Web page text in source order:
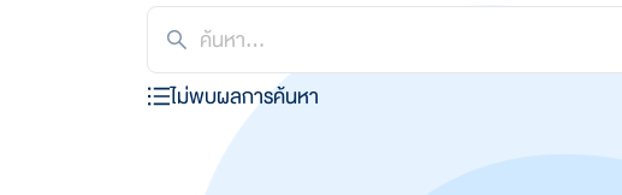
ไม่พบผลการค้นหา